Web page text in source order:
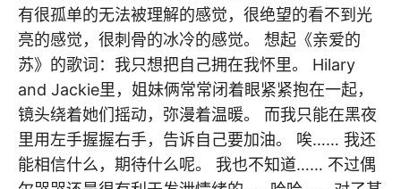
有很孤单的无法被理解的感觉，很绝望的看不到光
亮的感觉，很刺骨的冰冷的感觉。 想起《亲爱的
苏》的歌词：我只想把自己拥在我怀里。 Hilary
and Jackie里，姐妹俩常常闭着眼紧紧抱在一起，
镜头绕着她们摇动，弥漫着温暖。 而我只能在黑夜
里用左手握握右手，告诉自己要加油。 唉…… 我还
能相信什么，期待什么呢。 我也不知道…… 不过偶